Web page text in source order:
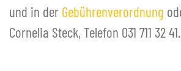
und in der Gebührenverordnung
Cornelia Steck, Telefon 031 711 32 41.